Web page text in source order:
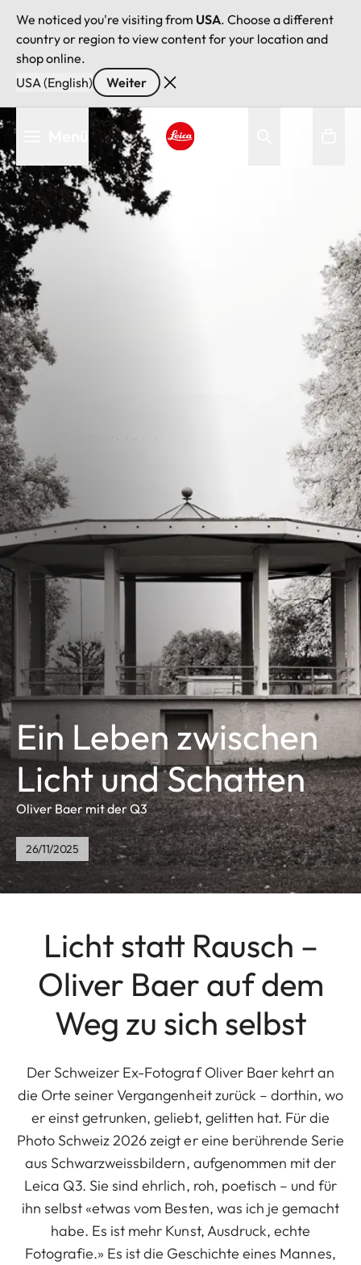
We noticed you're visiting from USA. Choose a different
country or region to view content for your location and
shop online.
USA (English)
Weiter
Direkt
zum
Inhalt
Ein Leben zwischen
Licht und Schatten
Oliver Baer mit der Q3
26/11/2025
Licht statt Rausch –
Oliver Baer auf dem
Weg zu sich selbst
Der Schweizer Ex-Fotograf Oliver Baer kehrt an
die Orte seiner Vergangenheit zurück – dorthin, wo
er einst getrunken, geliebt, gelitten hat. Für die
Photo Schweiz 2026 zeigt er eine berührende Serie
aus Schwarzweissbildern, aufgenommen mit der
Leica Q3. Sie sind ehrlich, roh, poetisch – und für
ihn selbst «etwas vom Besten, was ich je gemacht
habe. Es ist mehr Kunst, Ausdruck, echte
Fotografie.» Es ist die Geschichte eines Mannes,